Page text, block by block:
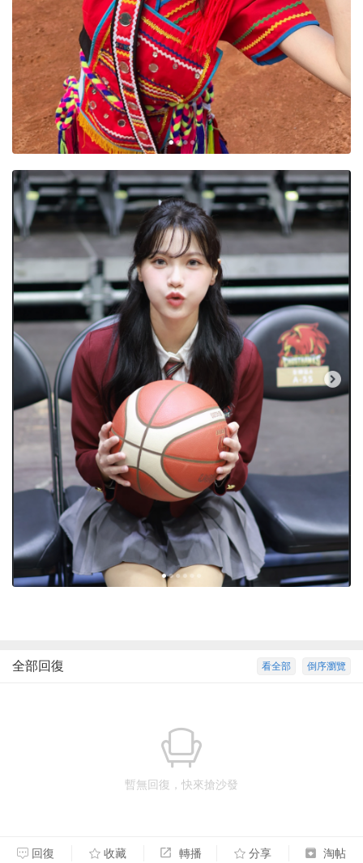
倒序瀏覽
看全部
全部回復
暫無回復，快來搶沙發
回復 收藏 轉播 分享 淘帖